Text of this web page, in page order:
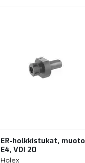
ER-holkkistukat, muoto
E4, VDI 20
Holex